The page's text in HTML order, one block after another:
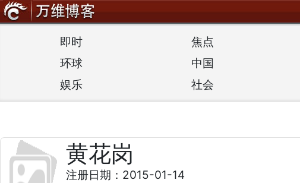
即时 焦点
环球
中国
娱乐
社会
黄花岗
注册日期：2015-01-14